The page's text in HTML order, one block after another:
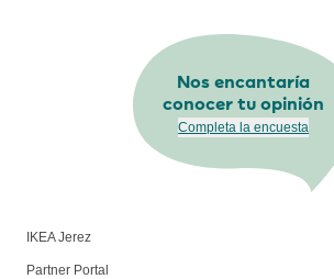
Nos encantaría
conocer tu opinión
Completa la encuesta
IKEA Jerez
Partner Portal